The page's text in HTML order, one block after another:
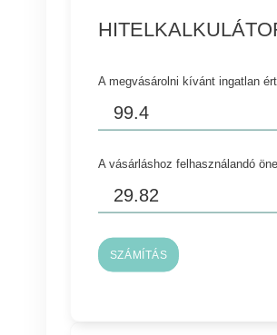
A megvásárolni kívánt ingatlan
A vásárláshoz felhasználandó
SZÁMÍTÁS